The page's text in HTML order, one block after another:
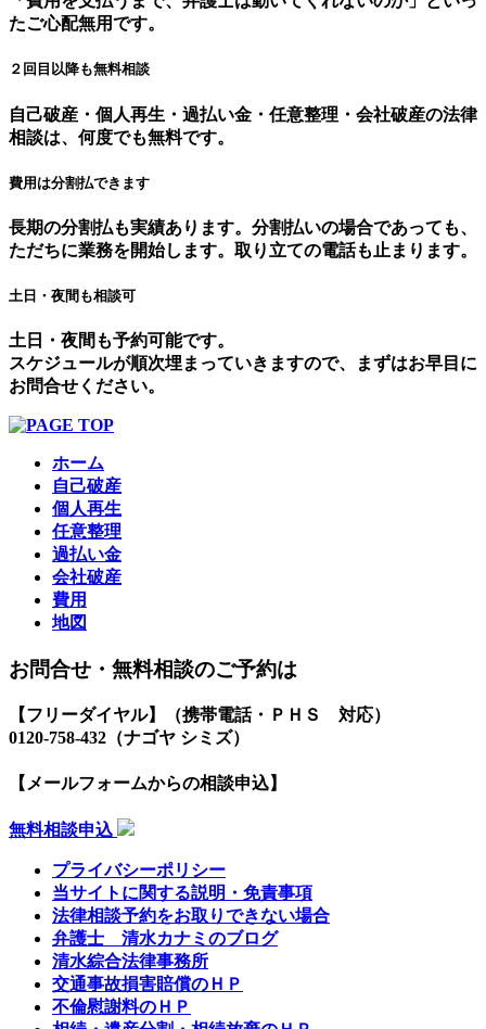
たご心配無用です。
２回目以降も無料相談
自己破産・個人再生・過払い金・任意整理・会社破産の法律
相談は、何度でも無料です。
費用は分割払できます
長期の分割払も実績あります。分割払いの場合であっても、
ただちに業務を開始します。取り立ての電話も止まります。
土日・夜間も相談可
土日・夜間も予約可能です。
スケジュールが順次埋まっていきますので、まずはお早目に
お問合せください。
ホーム
自己破産
個人再生
任意整理
過払い金
会社破産
費用
地図
お問合せ・無料相談のご予約は
【フリーダイヤル】（携帯電話・ＰＨＳ 対応）
0120-758-432 （ナゴヤ シミズ）
【メールフォームからの相談申込】
無料相談申込
プライバシーポリシー
当サイトに関する説明・免責事項
法律相談予約をお取りできない場合
弁護士 清水カナミのブログ
清水綜合法律事務所
交通事故損害賠償のＨＰ
不倫慰謝料のＨＰ